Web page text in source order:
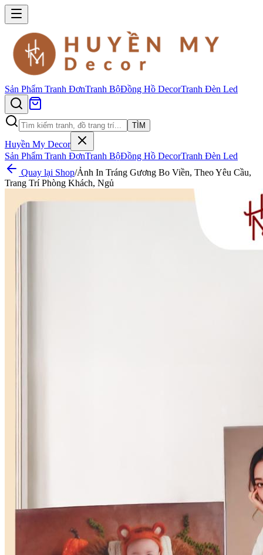
Sản Phẩm Tranh ĐơnTranh BộĐồng Hồ DecorTranh Đèn Led
TÌM
Huyền My Decor
Sản Phẩm Tranh ĐơnTranh BộĐồng Hồ DecorTranh Đèn Led
Quay lại Shop/Ảnh In Tráng Gương Bo Viền, Theo Yêu Cầu,
Trang Trí Phòng Khách, Ngủ